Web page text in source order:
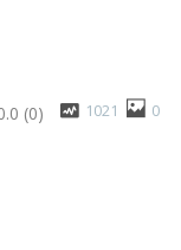
(0) 1021 0